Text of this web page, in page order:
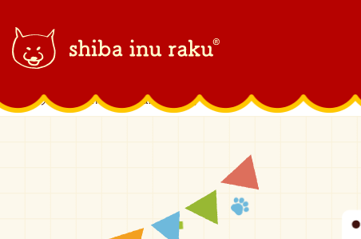
柴犬ラク｜shiba inu raku 取材